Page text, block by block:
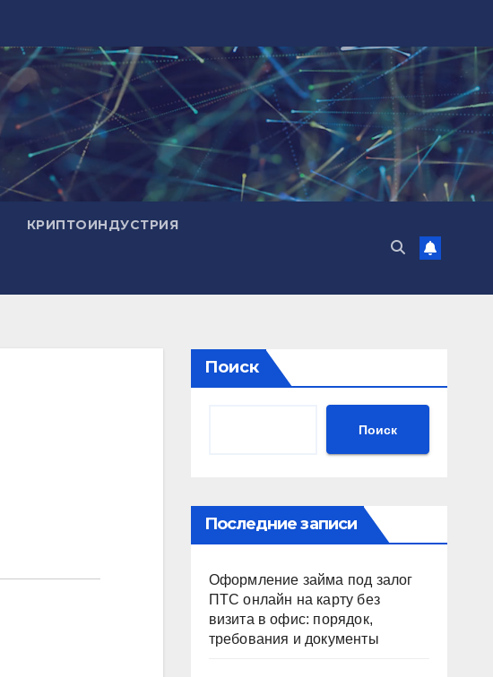
КРИПТОИНДУСТРИЯ
Поиск
Поиск
Последние записи
Оформление займа под залог
ПТС онлайн на карту без
визита в офис: порядок,
требования и документы